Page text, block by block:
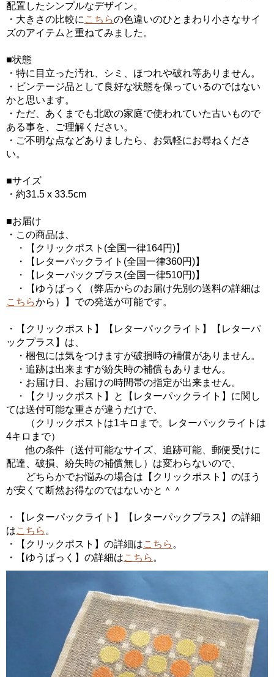
配置したシンプルなデザイン。
・大きさの比較に こちらの色違いのひとまわり小さなサイ
ズのアイテムと重ねてみました。
■状態
・特に目立った汚れ、シミ、ほつれや破れ等ありません。
・ビンテージ品として良好な状態を保っているのではない
かと思います。
・ただ、あくまでも北欧の家庭で使われていた古いもので
ある事を、ご理解ください。
・ご不明な点などありましたら、お気軽にお尋ねくださ
い。
■サイズ
・約31.5 x 33.5cm
■お届け
・この商品は、
・【クリックポスト(全国一律164円)】
・【レターパックライト(全国一律360円)】
・【レターパックプラス(全国一律510円)】
・【ゆうぱっく（弊店からのお届け先別の送料の詳細は
こちらから）】での発送が可能です。
・【クリックポスト】【レターパックライト】【レターパ
ックプラス】は、
・梱包には気をつけますが破損時の補償がありません。
・追跡は出来ますが紛失時の補償もありません。
・お届け日、お届けの時間帯の指定が出来ません。
・【クリックポスト】と【レターパックライト】に関し
ては送付可能な重さが違うだけで、
（クリックポストは1キロまで。レターパックライトは
4キロまで）
他の条件（送付可能なサイズ、追跡可能、郵便受けに
配達、破損、紛失時の補償無し）は変わらないので、
どちらかでお悩みの場合は【クリックポスト】のほう
が安くて断然お得なのではないかと＾＾
・【レターパックライト】【レターパックプラス】の詳細
はこちら 。
・【クリックポスト】の詳細はこちら 。
・【ゆうぱっく】の詳細はこちら 。